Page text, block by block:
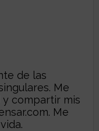
de las
Me
compartir mis
. Me